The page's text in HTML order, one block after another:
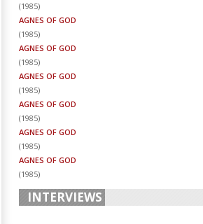
(1985)
AGNES OF GOD
(1985)
AGNES OF GOD
(1985)
AGNES OF GOD
(1985)
AGNES OF GOD
(1985)
AGNES OF GOD
(1985)
AGNES OF GOD
(1985)
INTERVIEWS